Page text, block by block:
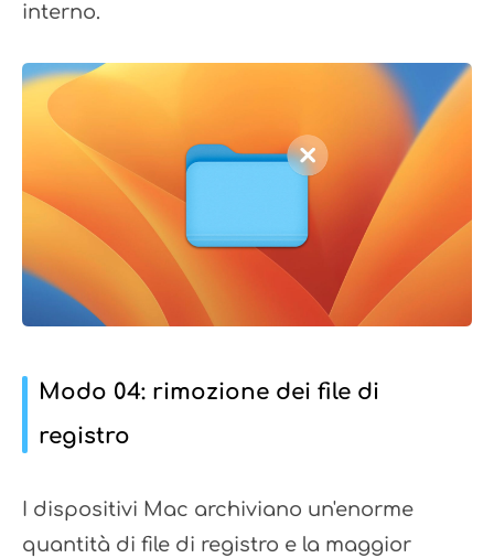
interno.
Modo 04: rimozione dei file di
registro
I dispositivi Mac archiviano un'enorme
quantità di file di registro e la maggior